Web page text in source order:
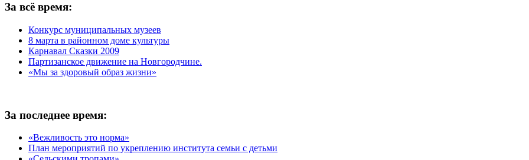
За всё время:
Конкурс муниципальных музеев
8 марта в районном доме культуры
Карнавал Сказки 2009
Партизанское движение на Новгородчине.
«Мы за здоровый образ жизни»
За последнее время:
«Вежливость это норма»
План мероприятий по укреплению института семьи с детьми